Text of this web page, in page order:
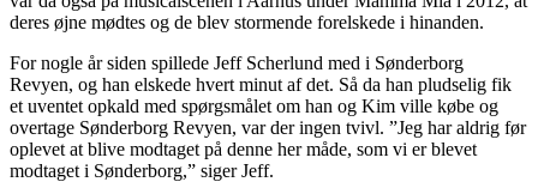
deres øjne mødtes og de blev stormende forelskede i hinanden.
For nogle år siden spillede Jeff Scherlund med i Sønderborg
Revyen, og han elskede hvert minut af det. Så da han pludselig fik
et uventet opkald med spørgsmålet om han og Kim ville købe og
overtage Sønderborg Revyen, var der ingen tvivl. ”Jeg har aldrig før
oplevet at blive modtaget på denne her måde, som vi er blevet
modtaget i Sønderborg,” siger Jeff.